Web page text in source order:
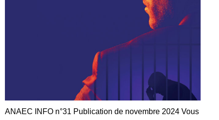
ANAEC INFO n°31 Publication de novembre 2024 Vous